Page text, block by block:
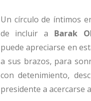
Un círculo de íntimos
de incluir a Barak
puede apreciarse en
a sus brazos, para
con detenimiento,
presidente a acercarse